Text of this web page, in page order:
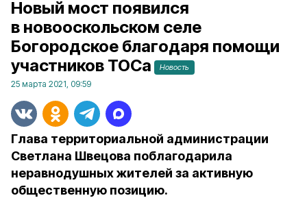
Новый мост появился
в новооскольском селе
Богородское благодаря помощи
участников ТОСа
Новость
25 марта 2021, 09:59
Глава территориальной администрации
Светлана Швецова поблагодарила
неравнодушных жителей за активную
общественную позицию.